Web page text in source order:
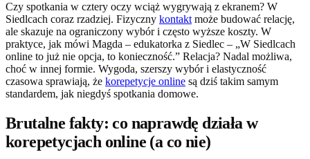
Czy spotkania w cztery oczy wciąż wygrywają z ekranem? W
Siedlcach coraz rzadziej. Fizyczny kontakt może budować relację,
ale skazuje na ograniczony wybór i często wyższe koszty. W
praktyce, jak mówi Magda – edukatorka z Siedlec – „W Siedlcach
online to już nie opcja, to konieczność.” Relacja? Nadal możliwa,
choć w innej formie. Wygoda, szerszy wybór i elastyczność
czasowa sprawiają, że korepetycje online są dziś takim samym
standardem, jak niegdyś spotkania domowe.
Brutalne fakty: co naprawdę działa w
korepetycjach online (a co nie)